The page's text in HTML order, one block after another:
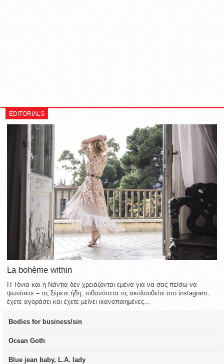
EDITORIALS
La bohème within
Η Τόνια και η Νάντια δεν χρειάζονται εμένα για να σας πείσω να
ψωνίσετε – τις ξέρετε ήδη, πιθανότατα τις ακολουθείτε στο instagram,
έχετε αγοράσει και έχετε μείνει ικανοποιημένες...
Bodies for business/sin
Ocean Goth
Blue jean baby, L.A. lady